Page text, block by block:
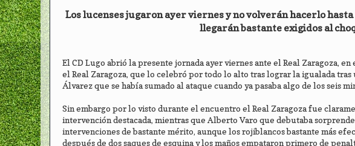
Los lucenses jugaron ayer viernes y no volverán hacerlo
llegarán bastante exigidos al
El CD Lugo abrió la presente jornada ayer viernes ante el Real Zaragoza,
el Real Zaragoza, que lo celebró por todo lo alto tras lograr la igualada
Álvarez que se había sumado al ataque cuando ya pasaba algo de los seis
Sin embargo por lo visto durante el encuentro el Real Zaragoza fue
intervención destacada, mientras que Alberto Varo que debutaba
intervenciones de bastante mérito, aunque los rojiblancos bastante más
después de dos saques de esquina y los maños empataron primero de